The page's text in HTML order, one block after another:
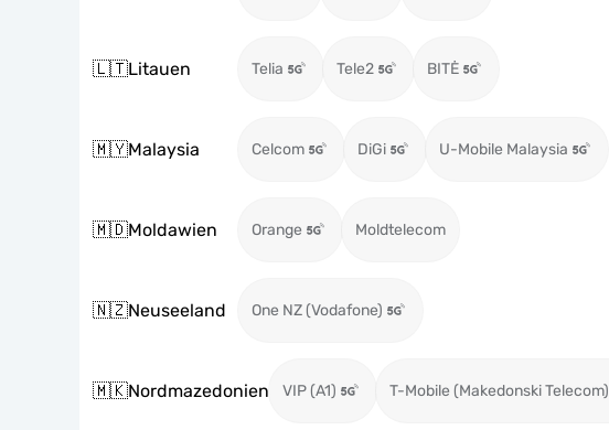
🇱🇹Litauen Telia Tele2 BITĖ
🇲🇾Malaysia Celcom DiGi U-Mobile Malaysia
🇲🇩Moldawien Orange Moldtelecom
🇳🇿Neuseeland One NZ (Vodafone)
🇲🇰Nordmazedonien VIP (A1) T-Mobile (Makedonski Telecom)